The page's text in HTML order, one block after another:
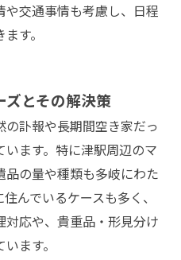
交通事情も考慮し、日程
す。
とその解決策
訃報や長期間空き家だっ
ます。特に津駅周辺のマ
の量や種類も多岐にわた
んでいるケースも多く、
応や、貴重品・形見分け
ます。